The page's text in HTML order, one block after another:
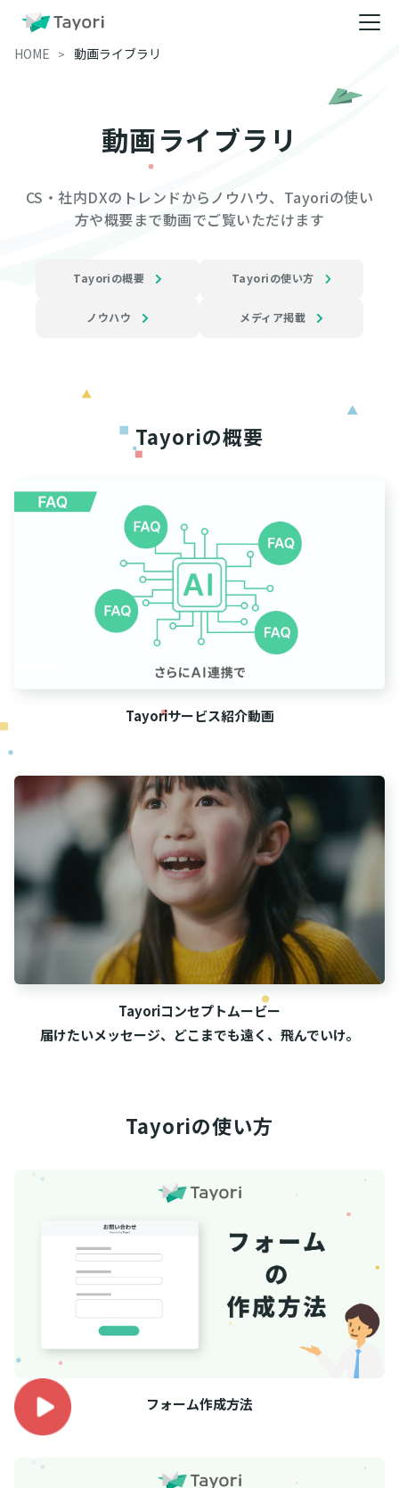
HOME 動画ライブラリ
動画ライブラリ
CS・社内DXのトレンドからノウハウ、Tayoriの使い
方や概要まで動画でご覧いただけます
Tayoriの概要 Tayoriの使い方
ノウハウ メディア掲載
Tayoriの概要
Tayoriサービス紹介動画
Tayoriコンセプトムービー
届けたいメッセージ、どこまでも遠く、飛んでいけ。
Tayoriの使い方
フォーム作成方法